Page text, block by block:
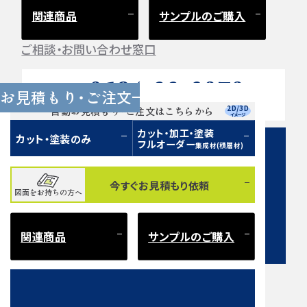
お見積もり・ご注文
自動お見積もり・ご注文はこちらから
カット・塗装のみ
カット・加工・塗装
フルオーダー集成材(積層材)
2D/3D
イメージ
図面をお持ちの方へ 今すぐお見積もり依頼
関連商品 サンプルのご購入
関連商品 サンプルのご購入
ご相談・お問い合わせ窓口
Tel. 0584-33-2070
営業時間 9:00〜17:00（土日祝 定休）
お問い合わせフォーム